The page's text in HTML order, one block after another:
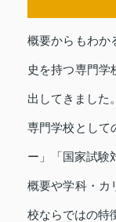
概要からもわか
史を持つ専門学
出してきました。
専門学校として
ー」「国家試験
概要や学科・カ
校ならではの特